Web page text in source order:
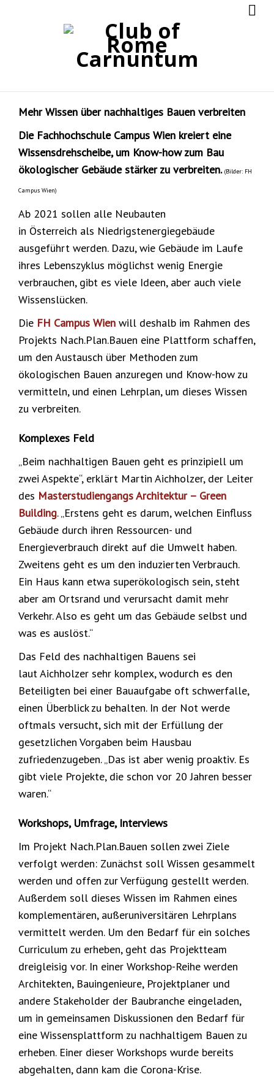
Mehr Wissen über nachhaltiges Bauen verbreiten
Die Fachhochschule Campus Wien kreiert eine
Wissensdrehscheibe, um Know-how zum Bau
ökologischer Gebäude stärker zu verbreiten. (Bilder: FH
Campus Wien)
Ab 2021 sollen alle Neubauten
in Österreich als Niedrigstenergiegebäude
ausgeführt werden. Dazu, wie Gebäude im Laufe
ihres Lebenszyklus möglichst wenig Energie
verbrauchen, gibt es viele Ideen, aber auch viele
Wissenslücken.
Die FH Campus Wien will deshalb im Rahmen des
Projekts Nach.Plan.Bauen eine Plattform schaffen,
um den Austausch über Methoden zum
ökologischen Bauen anzuregen und Know-how zu
vermitteln, und einen Lehrplan, um dieses Wissen
zu verbreiten.
Komplexes Feld
„Beim nachhaltigen Bauen geht es prinzipiell um
zwei Aspekte“, erklärt Martin Aichholzer, der Leiter
des Masterstudiengangs Architektur – Green
Building. „Erstens geht es darum, welchen Einfluss
Gebäude durch ihren Ressourcen- und
Energieverbrauch direkt auf die Umwelt haben.
Zweitens geht es um den induzierten Verbrauch.
Ein Haus kann etwa superökologisch sein, steht
aber am Ortsrand und verursacht damit mehr
Verkehr. Also es geht um das Gebäude selbst und
was es auslöst.“
Das Feld des nachhaltigen Bauens sei
laut Aichholzer sehr komplex, wodurch es den
Beteiligten bei einer Bauaufgabe oft schwerfalle,
einen Überblick zu behalten. In der Not werde
oftmals versucht, sich mit der Erfüllung der
gesetzlichen Vorgaben beim Hausbau
zufriedenzugeben. „Das ist aber wenig proaktiv. Es
gibt viele Projekte, die schon vor 20 Jahren besser
waren.“
Workshops, Umfrage, Interviews
Im Projekt Nach.Plan.Bauen sollen zwei Ziele
verfolgt werden: Zunächst soll Wissen gesammelt
werden und offen zur Verfügung gestellt werden.
Außerdem soll dieses Wissen im Rahmen eines
komplementären, außeruniversitären Lehrplans
vermittelt werden. Um den Bedarf für ein solches
Curriculum zu erheben, geht das Projektteam
dreigleisig vor. In einer Workshop-Reihe werden
Architekten, Bauingenieure, Projektplaner und
andere Stakeholder der Baubranche eingeladen,
um in gemeinsamen Diskussionen den Bedarf für
eine Wissensplattform zu nachhaltigem Bauen zu
erheben. Einer dieser Workshops wurde bereits
abgehalten, dann kam die Corona-Krise.